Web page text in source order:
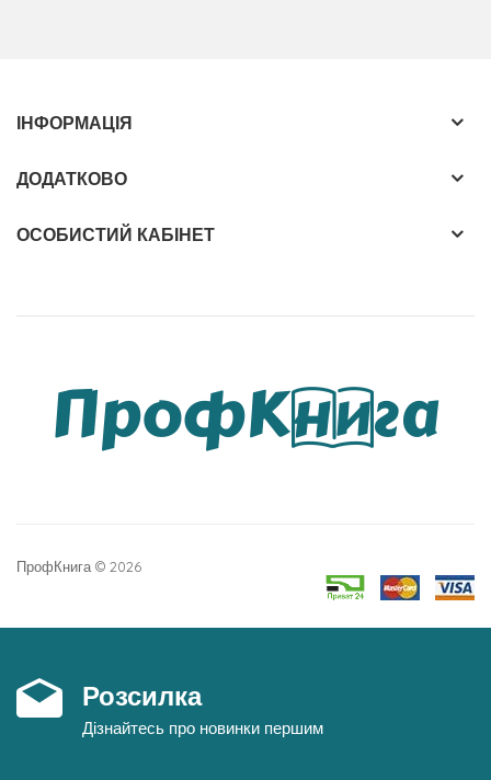
ІНФОРМАЦІЯ
ДОДАТКОВО
ОСОБИСТИЙ КАБІНЕТ
ПрофКнига © 2026
Розсилка
Дізнайтесь про новинки першим